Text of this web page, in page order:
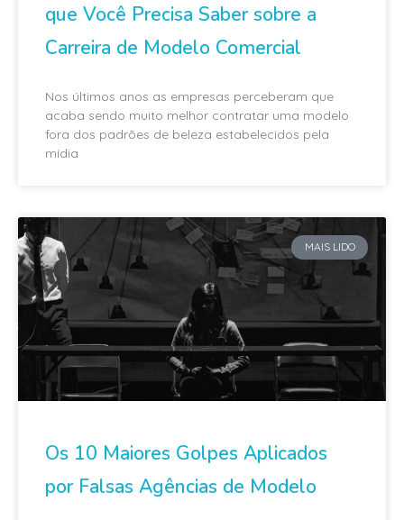
que Você Precisa Saber sobre a
Carreira de Modelo Comercial
Nos últimos anos as empresas perceberam que
acaba sendo muito melhor contratar uma modelo
fora dos padrões de beleza estabelecidos pela
mídia
MAIS LIDO
Os 10 Maiores Golpes Aplicados
por Falsas Agências de Modelo